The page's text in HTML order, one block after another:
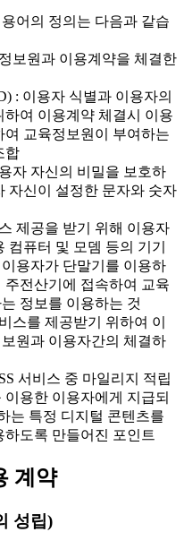
어의 정의는 다음과 같습
보원과 이용계약을 체결한
: 이용자 식별과 이용자의
하여 이용계약 체결시 이용
여 교육정보원이 부여하는
합
자 자신의 비밀을 보호하
자신이 설정한 문자와 숫자
제공을 받기 위해 이용자
컴퓨터 및 모뎀 등의 기기
용자가 단말기를 이용하
주전산기에 접속하여 교육
정보를 이용하는 것
스를 제공받기 위하여 이
원과 이용자간의 체결하
서비스 중 마일리지 적립
용한 이용자에게 지급되
는 특정 디지털 콘텐츠를
하도록 만들어진 포인트
계약
성립)